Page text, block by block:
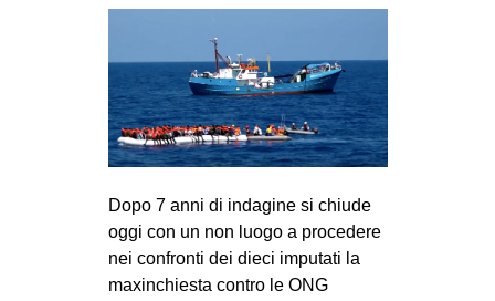
SEARCH
Dopo 7 anni di indagine si chiude
oggi con un non luogo a procedere
nei confronti dei dieci imputati la
maxinchiesta contro le ONG